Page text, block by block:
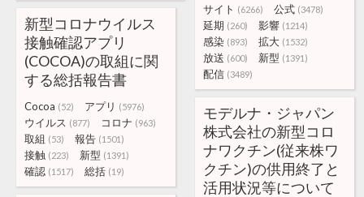
サイト (6266) 公式 (3478)
延期 (260) 影響 (1214)
感染 (893) 拡大 (1532)
放送 (600) 新型 (1391)
配信 (3489)
新型コロナウイルス
接触確認アプリ
(COCOA)の取組に関
する総括報告書
Cocoa (52) アプリ (5976)
ウイルス (877) コロナ (963)
取組 (53) 報告 (1501)
接触 (223) 新型 (1391)
確認 (1517) 総括 (19)
モデルナ・ジャパン
株式会社の新型コロ
ナワクチン(従来株ワ
クチン)の供用終了と
活用状況等について